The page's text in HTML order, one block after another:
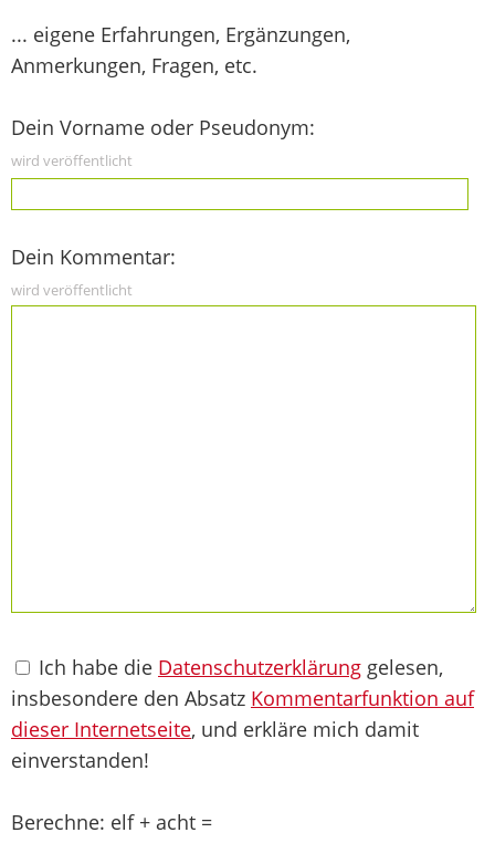
... eigene Erfahrungen, Ergänzungen,
Anmerkungen, Fragen, etc.
Dein Vorname oder Pseudonym:
wird veröffentlicht
Dein Kommentar:
wird veröffentlicht
Ich habe die Datenschutzerklärung gelesen,
insbesondere den Absatz Kommentarfunktion auf
dieser Internetseite, und erkläre mich damit
einverstanden!
Berechne: elf + acht =